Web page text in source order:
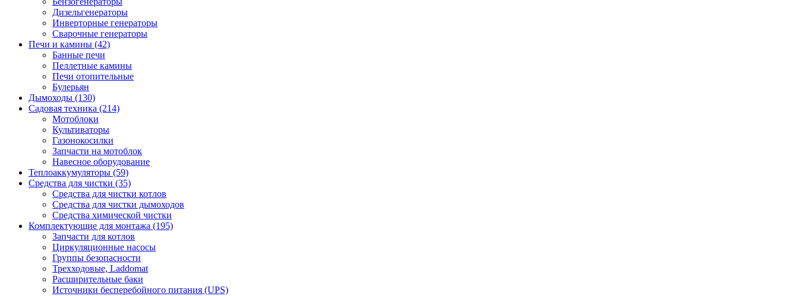
Дизельгенераторы
Инверторные генераторы
Сварочные генераторы
Печи и камины (42)
Банные печи
Пеллетные камины
Печи отопительные
Булерьян
Дымоходы (130)
Садовая техника (214)
Мотоблоки
Культиваторы
Газонокосилки
Запчасти на мотоблок
Навесное оборудование
Теплоаккумуляторы (59)
Средства для чистки (35)
Средства для чистки котлов
Средства для чистки дымоходов
Средства химической чистки
Комплектующие для монтажа (195)
Запчасти для котлов
Циркуляционные насосы
Группы безопасности
Трехходовые, Laddomat
Расширительные баки
Источники бесперебойного питания (UPS)